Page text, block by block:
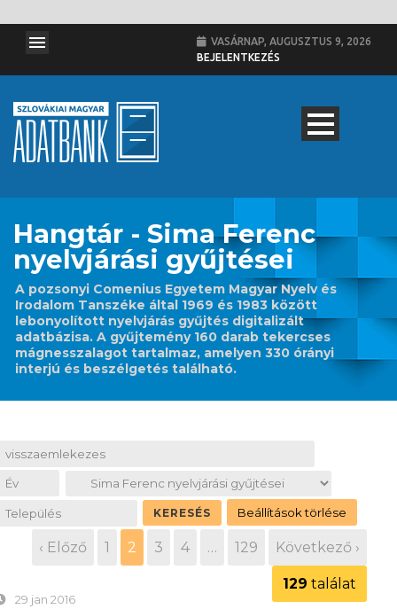
VASÁRNAP, AUGUSZTUS 9, 2026
BEJELENTKEZÉS
Hangtár - Sima Ferenc
nyelvjárási gyűjtései
A pozsonyi Comenius Egyetem Magyar Nyelv és
Irodalom Tanszéke által 1969 és 1983 között
lebonyolított nyelvjárás gyűjtés digitalizált
adatbázisa. A gyűjtemény 160 darab tekercses
mágnesszalagot tartalmaz, amelyen 330 órányi
interjú és beszélgetés található.
‹ Előző 1 2 3 4 … 129 Következő ›
129 találat
29 jan 2016